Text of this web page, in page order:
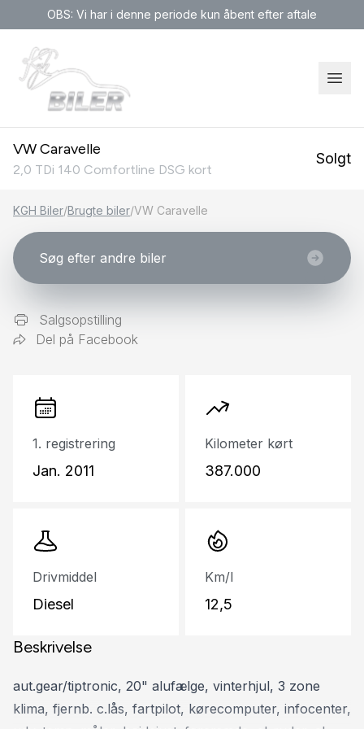
OBS: Vi har i denne periode kun åbent efter aftale
VW Caravelle
2,0 TDi 140 Comfortline DSG kort
Solgt
KGH Biler/Brugte biler/VW Caravelle
Søg efter andre biler
Salgsopstilling
Del på Facebook
1. registrering
Jan. 2011
Kilometer kørt
387.000
Drivmiddel
Diesel
Km/l
12,5
Beskrivelse
aut.gear/tiptronic, 20" alufælge, vinterhjul, 3 zone
klima, fjernb. c.lås, fartpilot, kørecomputer, infocenter,